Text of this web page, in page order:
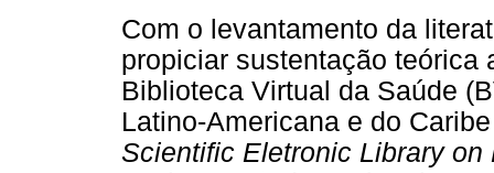
Com o levantamento da
propiciar sustentação teórica
Biblioteca Virtual da Saúde
Latino-Americana e do
Scientific Eletronic Library